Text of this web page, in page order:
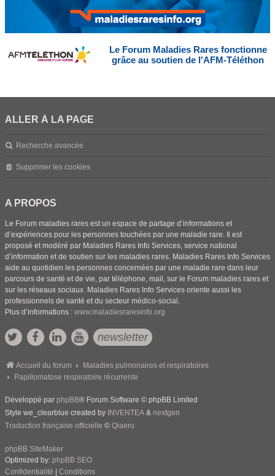
Le Forum Maladies Rares fonctionne
grâce au soutien de l'AFM-Téléthon
ALLER À LA PAGE
Recherche avancée
Supprimer les cookies
A PROPOS
Le Forum maladies rares est un espace de partage d’informations et
d’expériences pour les personnes touchées par une maladie rare. Il est
proposé et modéré par Maladies Rares Info Services, service national
d’information et de soutien sur les maladies rares. Maladies Rares Info Services
aide au quotidien les personnes concernées par une maladie rare dans leur
parcours de santé et de vie, par téléphone, mail, sur le Forum maladies rares et
sur les réseaux sociaux. Maladies Rares Info Services oriente aussi les
professionnels de santé et du secteur médico-social.
Plus d’informations : www.maladiesraresinfo.org
newsletter
Accueil du forum
Maladies pulmonaires et respiratoires
Papillomatose respiratoire récurrente
Développé par phpBB® Forum Software © phpBB Limited
Style we_clearblue created by INVENTEA & nextgen
Traduction française officielle © Qiaeru
phpBB SiteMaker
Optimized by: phpBB SEO
Confidentialité
Conditions